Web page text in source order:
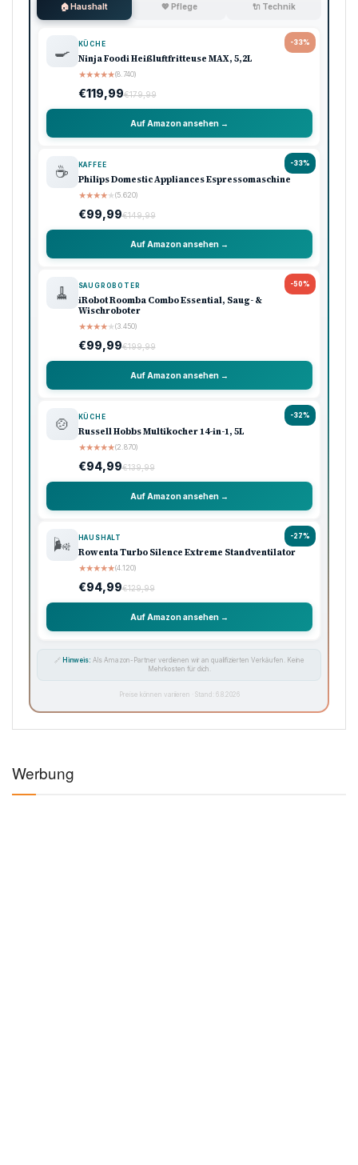
🏠 Haushalt 💖 Pflege 🔌 Technik
-33%
🍳 KÜCHE
Ninja Foodi Heißluftfritteuse MAX, 5,2L
★★★★★(8.740)
€119,99€179,99
Auf Amazon ansehen →
-33%
☕ KAFFEE
Philips Domestic Appliances Espressomaschine
★★★★★(5.620)
€99,99€149,99
Auf Amazon ansehen →
-50%
🧹 SAUGROBOTER
iRobot Roomba Combo Essential, Saug- &
Wischroboter
★★★★★(3.450)
€99,99€199,99
Auf Amazon ansehen →
-32%
🍲 KÜCHE
Russell Hobbs Multikocher 14-in-1, 5L
★★★★★(2.870)
€94,99€139,99
Auf Amazon ansehen →
-27%
🌬️ HAUSHALT
Rowenta Turbo Silence Extreme Standventilator
★★★★★(4.120)
€94,99€129,99
Auf Amazon ansehen →
🔗 Hinweis: Als Amazon-Partner verdienen wir an qualifizierten Verkäufen. Keine
Mehrkosten für dich.
Preise können variieren · Stand: 6.8.2026
Werbung